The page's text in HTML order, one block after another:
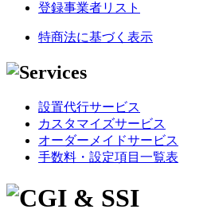
登録事業者リスト
特商法に基づく表示
設置代行サービス
カスタマイズサービス
オーダーメイドサービス
手数料・設定項目一覧表